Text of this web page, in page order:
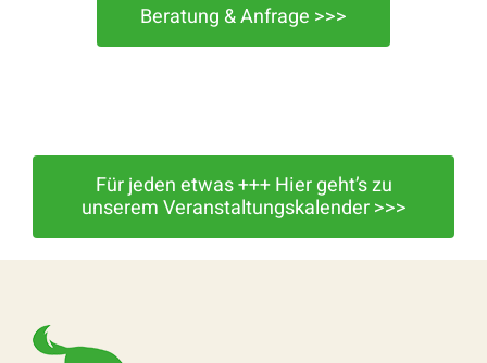
Beratung & Anfrage >>>
Für jeden etwas +++ Hier geht’s zu
unserem Veranstaltungskalender >>>